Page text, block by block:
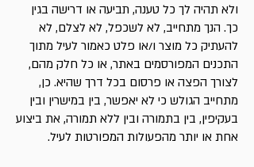
ולא תהיה לך כל טענה, תביעה או דרישה בגין
כך. הנך מתחייב, לא לשכפל, לא לצלם, לא
להעתיק כל מוצר ו/או פלט כאמור לעיל מתוך
התכנים המפורסמים באתר, או כל חלק מהם,
לצורך הפצה או פרסום בכל דרך שהיא. כן,
מתחייב הגולש כי לא יאפשר, בין במישרין ובין
בעקיפין, בין בתמורה ובין ללא תמורה, את ביצוע
אחת או יותר מהפעולות המפורטות לעיל.